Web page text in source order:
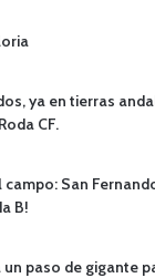
ya en tierras
CF.
San
B!
un paso de gigante